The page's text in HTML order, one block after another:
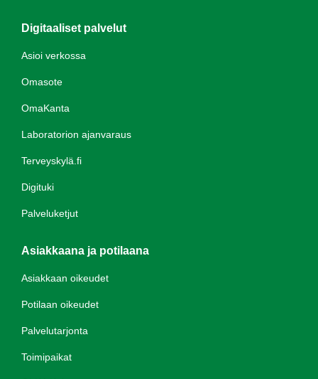
Digitaaliset palvelut
Asioi verkossa
Omasote
OmaKanta
Laboratorion ajanvaraus
Terveyskylä.fi
Digituki
Palveluketjut
Asiakkaana ja potilaana
Asiakkaan oikeudet
Potilaan oikeudet
Palvelutarjonta
Toimipaikat